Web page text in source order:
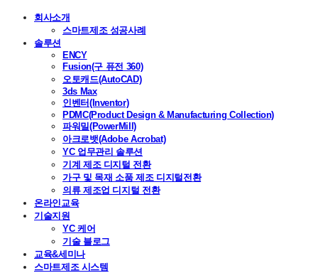
회사소개
스마트제조 성공사례
솔루션
ENCY
Fusion(구 퓨전 360)
오토캐드(AutoCAD)
3ds Max
인벤터(Inventor)
PDMC(Product Design & Manufacturing Collection)
파워밀(PowerMill)
아크로뱃(Adobe Acrobat)
YC 업무관리 솔루션
기계 제조 디지털 전환
가구 및 목재 소품 제조 디지털전환
의류 제조업 디지털 전환
온라인교육
기술지원
YC 케어
기술 블로그
교육&세미나
스마트제조 시스템